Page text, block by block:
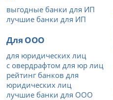
выгодные банки для ИП
лучшие банки для ИП
Для ООО
для юридических лиц
с овердрафтом для юр лиц
рейтинг банков для
юридических лиц
лучшие банки для ООО